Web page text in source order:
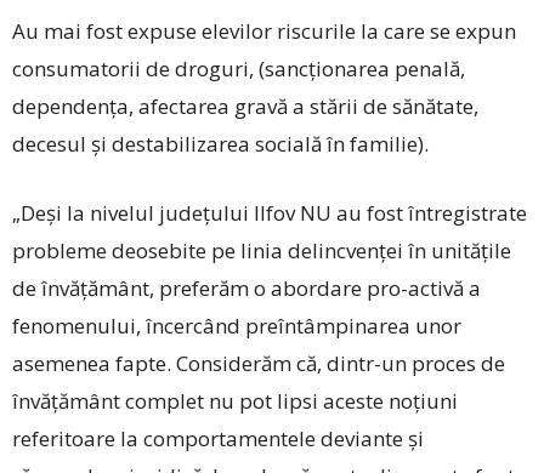
Au mai fost expuse elevilor riscurile la care se expun
consumatorii de droguri, (sancţionarea penală,
dependenţa, afectarea gravă a stării de sănătate,
decesul şi destabilizarea socială în familie).
„Deşi la nivelul judeţului Ilfov NU au fost întregistrate
probleme deosebite pe linia delincvenţei în unităţile
de învăţământ, preferăm o abordare pro-activă a
fenomenului, încercând preîntâmpinarea unor
asemenea fapte. Considerăm că, dintr-un proces de
învăţământ complet nu pot lipsi aceste noţiuni
referitoare la comportamentele deviante şi